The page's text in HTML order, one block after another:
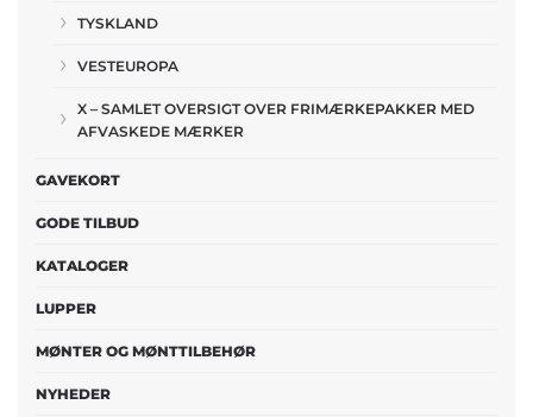
TYSKLAND
VESTEUROPA
X – SAMLET OVERSIGT OVER FRIMÆRKEPAKKER MED
AFVASKEDE MÆRKER
GAVEKORT
GODE TILBUD
KATALOGER
LUPPER
MØNTER OG MØNTTILBEHØR
NYHEDER